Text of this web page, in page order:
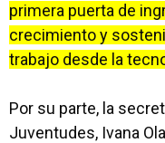
primera puerta de
crecimiento y
trabajo desde la
Por su parte, la
Juventudes, Ivana